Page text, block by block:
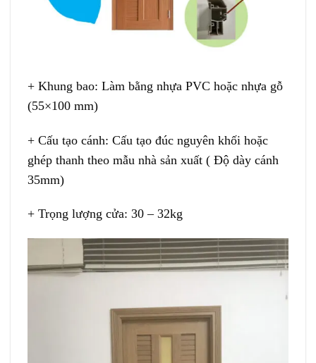
+ Khung bao: Làm bằng nhựa PVC hoặc nhựa gỗ
(55×100 mm)
+ Cấu tạo cánh: Cấu tạo đúc nguyên khối hoặc
ghép thanh theo mẫu nhà sản xuất ( Độ dày cánh
35mm)
+ Trọng lượng cửa: 30 – 32kg